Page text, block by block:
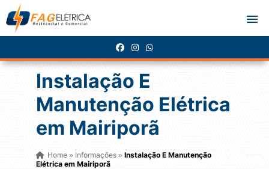
Instalação E
Manutenção Elétrica
em Mairiporã
Home» Informações » Instalação E Manutenção
Elétrica em Mairiporã